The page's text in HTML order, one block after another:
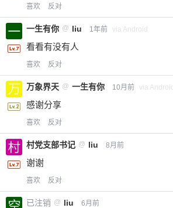
喜欢 反对
一生有你 @ liu 1年前 via Android
看看有没有人
喜欢 反对
万象界天 @ 一生有你 10月前 via Android
感谢分享
喜欢 反对
村党支部书记 @ liu 8月前
谢谢
喜欢 反对
已注销 @ liu 6月前